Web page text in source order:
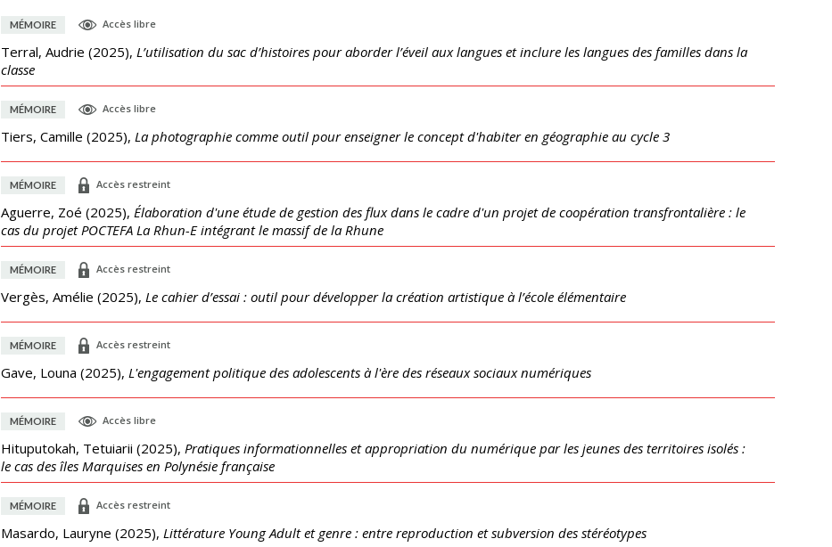
MÉMOIRE Accès libre
Terral, Audrie (2025), L’utilisation du sac d’histoires pour aborder l’éveil aux langues et inclure les langues des familles dans la
classe
MÉMOIRE Accès libre
Tiers, Camille (2025), La photographie comme outil pour enseigner le concept d'habiter en géographie au cycle 3
MÉMOIRE Accès restreint
Aguerre, Zoé (2025), Élaboration d'une étude de gestion des flux dans le cadre d'un projet de coopération transfrontalière : le
cas du projet POCTEFA La Rhun-E intégrant le massif de la Rhune
MÉMOIRE Accès restreint
Vergès, Amélie (2025), Le cahier d’essai : outil pour développer la création artistique à l’école élémentaire
MÉMOIRE Accès restreint
Gave, Louna (2025), L'engagement politique des adolescents à l'ère des réseaux sociaux numériques
MÉMOIRE Accès libre
Hituputokah, Tetuiarii (2025), Pratiques informationnelles et appropriation du numérique par les jeunes des territoires isolés :
le cas des îles Marquises en Polynésie française
MÉMOIRE Accès restreint
Masardo, Lauryne (2025), Littérature Young Adult et genre : entre reproduction et subversion des stéréotypes